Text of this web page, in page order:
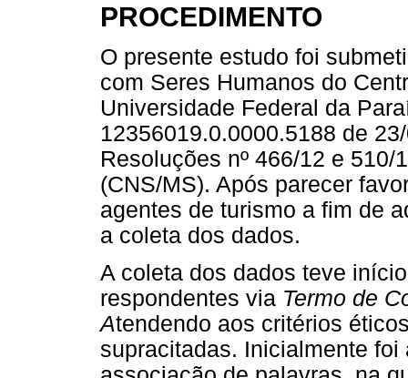
PROCEDIMENTO
O presente estudo foi
com Seres Humanos do
Universidade Federal da
12356019.0.0000.5188 de
Resoluções nº 466/12 e
(CNS/MS). Após parecer
agentes de turismo a fim de
a coleta dos dados.
A coleta dos dados teve
respondentes via Termo de
Atendendo aos critérios
supracitadas. Inicialmente